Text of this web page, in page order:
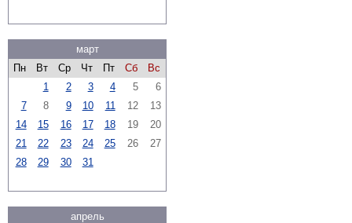
март
Пн
Вт Ср Чт Пт Сб
Вс
1
2 3 4 5
6
7
8 9 10 11 12
13
14
15 16 17 18 19
20
21
22 23 24 25 26
27
28
29 30 31
апрель